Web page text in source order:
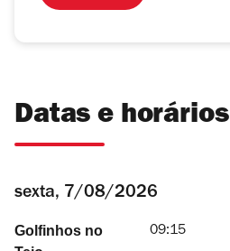
Datas e horários
sexta, 7/08/2026
Golfinhos no
09:15